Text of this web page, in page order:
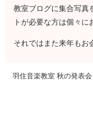
教室ブログに集合写真
トが必要な方は個々に
それではまた来年もお
羽住音楽教室 秋の発表会